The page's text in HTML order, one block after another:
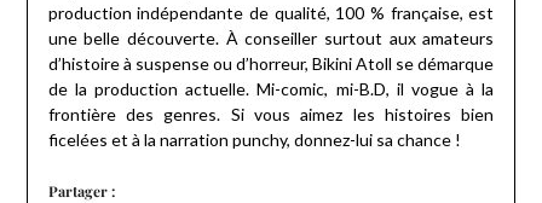
production indépendante de qualité, 100 % française, est
une belle découverte. À conseiller surtout aux amateurs
d’histoire à suspense ou d’horreur, Bikini Atoll se démarque
de la production actuelle. Mi-comic, mi-B.D, il vogue à la
frontière des genres. Si vous aimez les histoires bien
ficelées et à la narration punchy, donnez-lui sa chance !
Partager :